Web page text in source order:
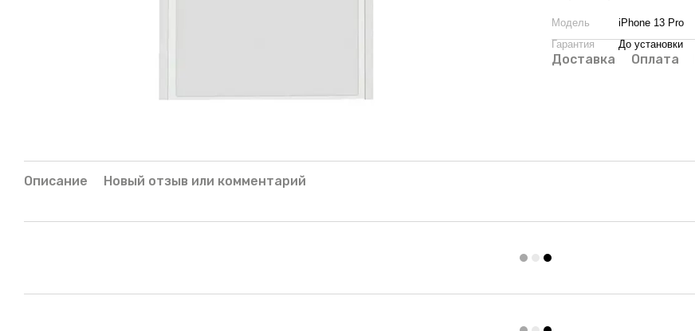
Модель
iPhone 13 Pro
Гарантия
До установки
Доставка Оплата
Описание Новый отзыв или комментарий